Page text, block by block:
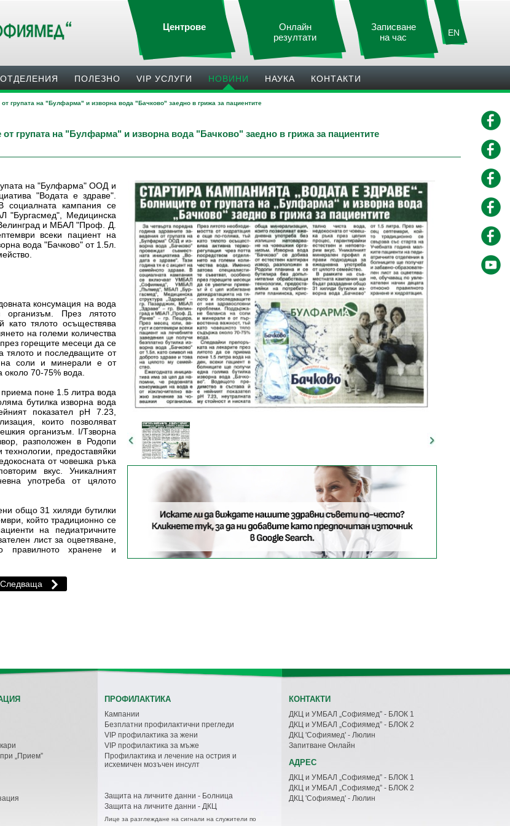
EN
Записване
на час
Онлайн
резултати
Центрове
ПОЛЕЗНO VIP УСЛУГИ НОВИНИ НАУКА КОНТАКТИ
на "Булфарма" и изворна вода "Бачково" заедно в грижа за пациентите
на "Булфарма" и изворна вода "Бачково" заедно в грижа за пациентите
на "Булфарма" ООД и
"Водата е здраве".
социалната кампания се
Медицинска
и МБАЛ "Проф. Д.
всеки пациент на
вода "Бачково" от 1.5л.
консумация на вода
организъм.
През лятото
катотялото осъществява
на големи количества
горещите месеци да се
тялото и последващите от
соли и минерали е от
около 70-75% вода.
приема поне 1.5 литра вода
бутилка изворна вода
показател рН 7.23,
които позволяват
организъм. I/Тзворна
разположен в Родопи
предоставяйки
от човешка ръка
вкус. Уникалният
употреба от цялото
общо 31 хиляди бутилки
койтотрадиционно се
на педиатричните
лист за оцветяване,
правилното хранене и
„Прием”
ПРОФИЛАКТИКА
Кампании
Безплатни профилактични прегледи
VIP профилактика за жени
VIP профилактика за мъже
Профилактика и лечение на острия и
исхемичен мозъчен инсулт
Защита на личните данни - Болница
Защита на личните данни - ДКЦ
Лице за разглеждане на сигнали на служители по
КОНТАКТИ
ДКЦ и УМБАЛ „Софиямед” - БЛОК 1
ДКЦ и УМБАЛ „Софиямед” - БЛОК 2
ДКЦ 'Софиямед' - Люлин
Запитване Онлайн
АДРЕС
ДКЦ и УМБАЛ „Софиямед” - БЛОК 1
ДКЦ и УМБАЛ „Софиямед” - БЛОК 2
ДКЦ 'Софиямед' - Люлин